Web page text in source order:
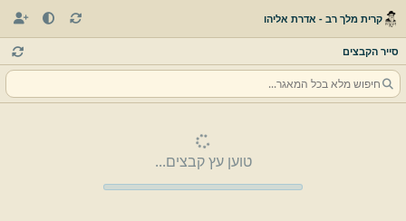
קרית מלך רב - אדרת אליהו
סייר הקבצים
טוען עץ קבצים...